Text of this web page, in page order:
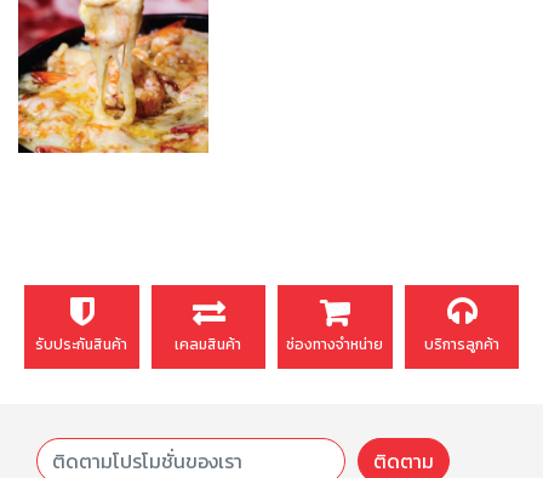
รับประกันสินค้า เคลมสินค้า ช่องทางจำหน่าย บริการลูกค้า
ติดตาม